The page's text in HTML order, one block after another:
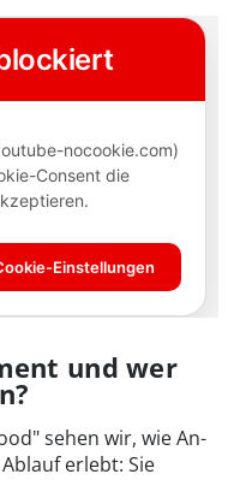
und wer
sehen wir, wie An-
erlebt: Sie